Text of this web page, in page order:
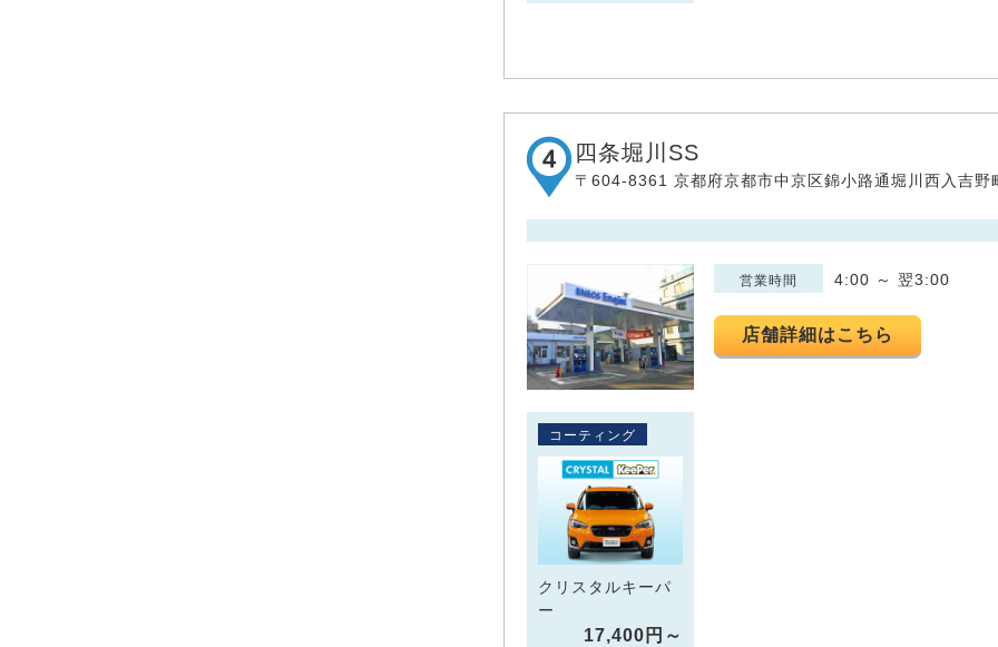
四条堀川SS
〒604-8361 京都府京都市中京区錦小路通堀川西入吉野
営業時間 4:00 ～ 翌3:00
店舗詳細はこちら
コーティング
クリスタルキーパ
ー
17,400円～